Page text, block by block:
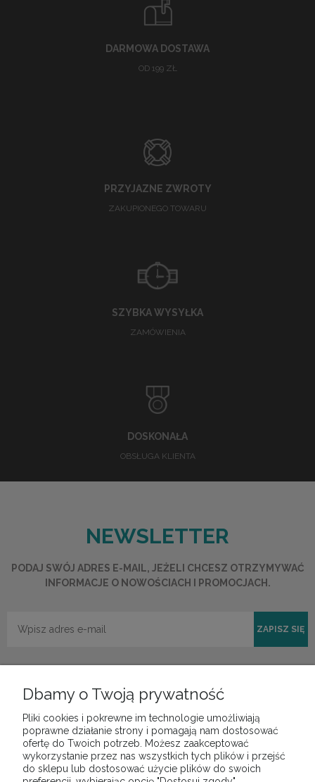
DARMOWA DOSTAWA
OD 199 ZŁ
PRZYJAZNE ZWROTY
ZAKUPIONEGO TOWARU
SZYBKA WYSYŁKA
ZAMÓWIENIA
DOSKONAŁA
OBSŁUGA KLIENTA
NEWSLETTER
PODAJ SWÓJ ADRES E-MAIL, JEŻELI CHCESZ OTRZYMYWAĆ
INFORMACJE O NOWOŚCIACH I PROMOCJACH.
ZAPISZ SIĘ
POMOC
MOJE KONTO
Dbamy o Twoją prywatność
Pliki cookies i pokrewne im technologie umożliwiają
poprawne działanie strony i pomagają nam dostosować
ofertę do Twoich potrzeb. Możesz zaakceptować
wykorzystanie przez nas wszystkich tych plików i przejść
do sklepu lub dostosować użycie plików do swoich